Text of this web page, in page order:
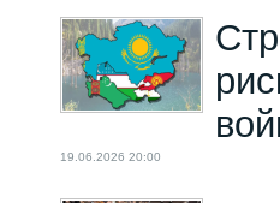
19.06.2026 20:00